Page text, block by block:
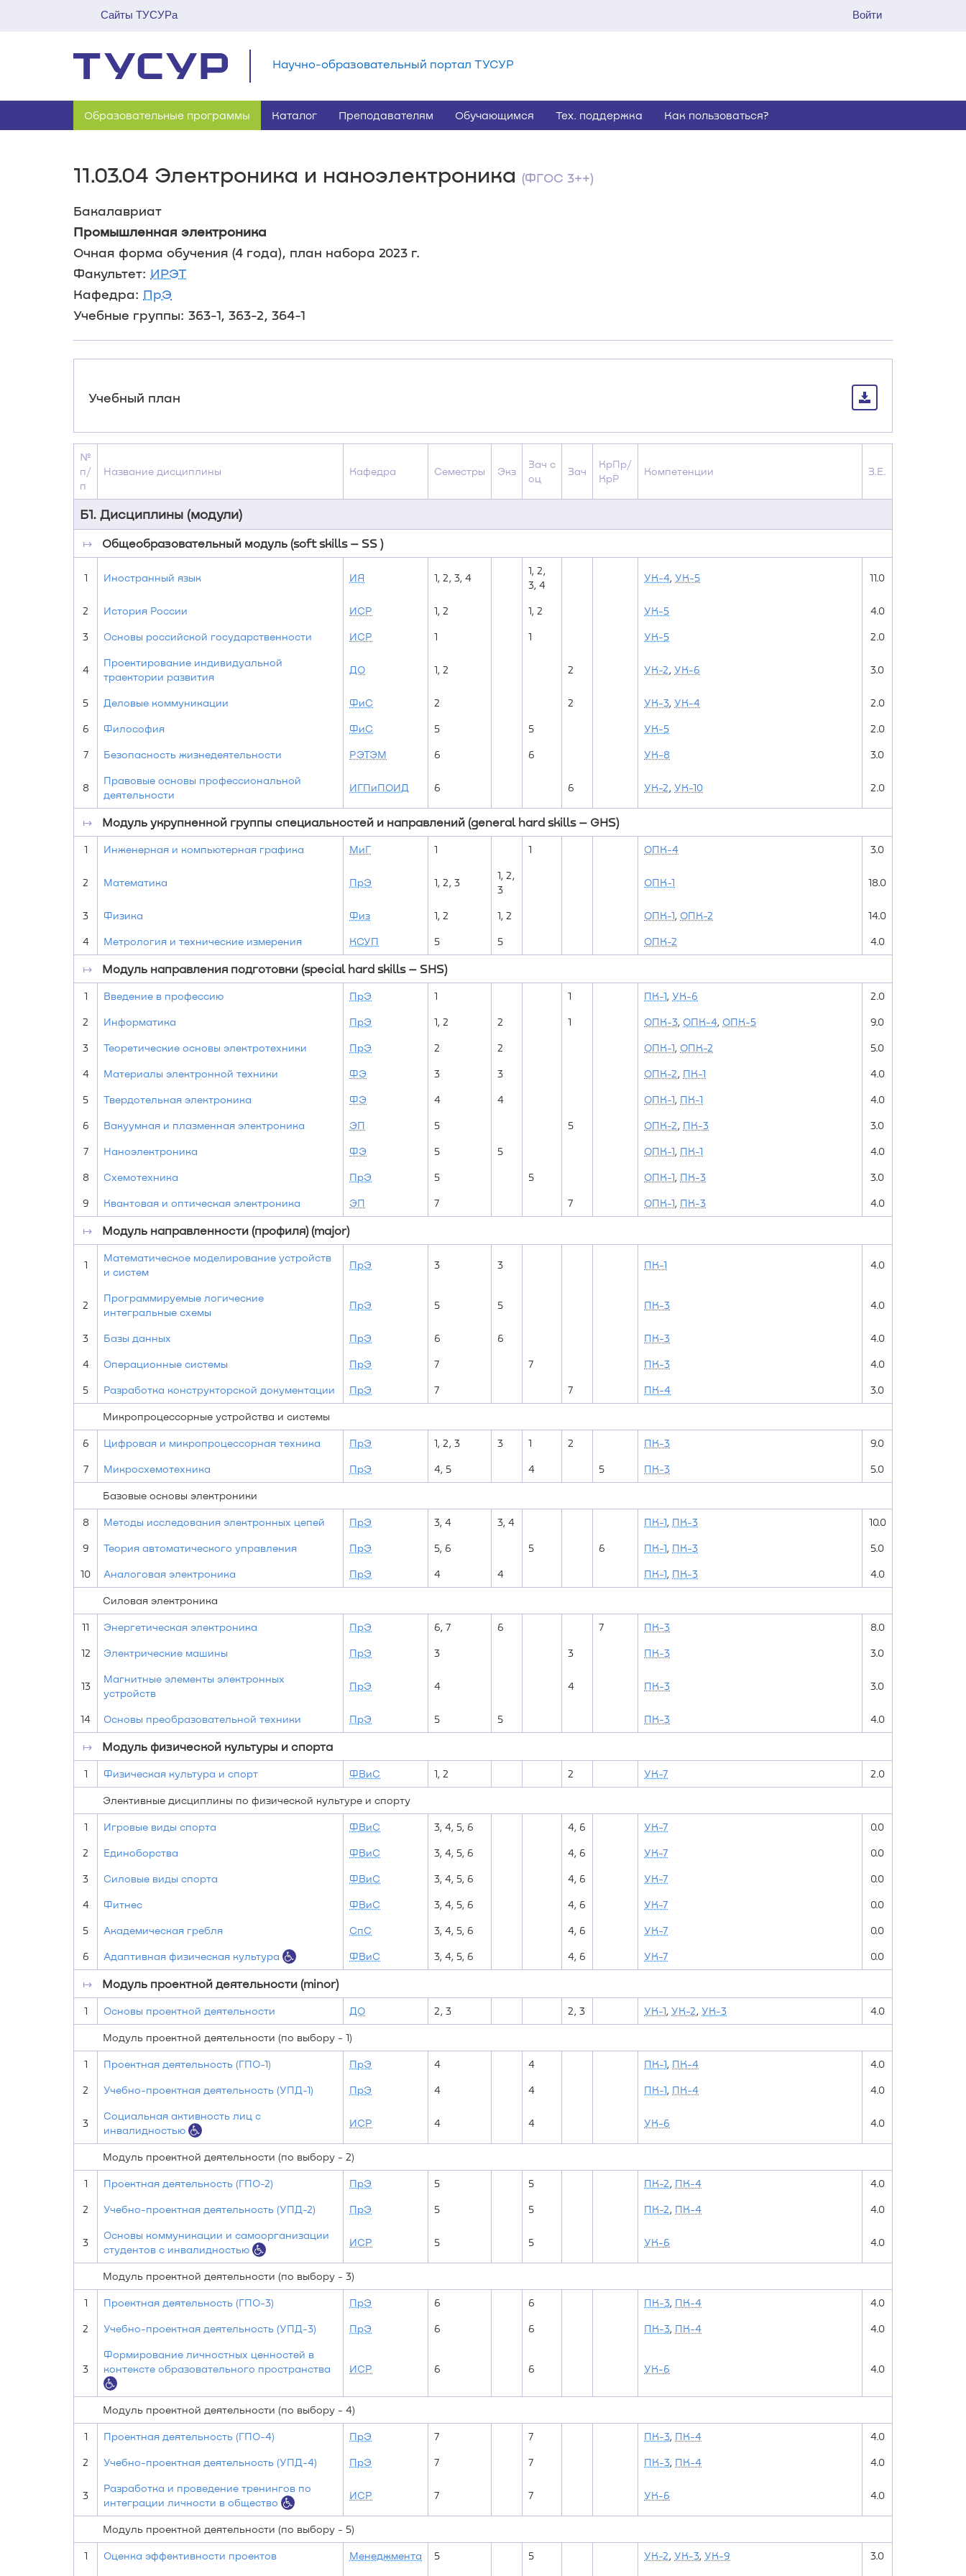
Сайты ТУСУРа Войти
Научно-образовательный портал ТУСУР
Образовательные программы Каталог Преподавателям Обучающимся Тех. поддержка Как пользоваться?
11.03.04 Электроника и наноэлектроника (ФГОС 3++)
Бакалавриат
Промышленная электроника
Очная форма обучения (4 года), план набора 2023 г.
Факультет: ИРЭТ
Кафедра: ПрЭ
Учебные группы: 363-1, 363-2, 364-1
Учебный план
№
п/
п
Название дисциплины Кафедра Семестры Экз
Зач с
оц
Зач
КрПр/
КрР
Компетенции З.Е.
Б1. Дисциплины (модули)
↦ Общеобразовательный модуль (soft skills – SS )
1 Иностранный язык ИЯ 1, 2, 3, 4
1, 2,
3, 4
УК-4, УК-5 11.0
2 История России ИСР 1, 2 1, 2 УК-5 4.0
3 Основы российской государственности ИСР 1 1 УК-5 2.0
4
Проектирование индивидуальной
траектории развития
ДО 1, 2 2 УК-2, УК-6 3.0
5 Деловые коммуникации ФиС 2 2 УК-3, УК-4 2.0
6 Философия ФиС 5 5 УК-5 2.0
7 Безопасность жизнедеятельности РЭТЭМ 6 6 УК-8 3.0
8
Правовые основы профессиональной
деятельности
ИГПиПОИД 6 6 УК-2, УК-10 2.0
↦ Модуль укрупненной группы специальностей и направлений (general hard skills – GHS)
1 Инженерная и компьютерная графика МиГ 1 1 ОПК-4 3.0
2 Математика ПрЭ 1, 2, 3
1, 2,
3
ОПК-1 18.0
3 Физика Физ 1, 2 1, 2 ОПК-1, ОПК-2 14.0
4 Метрология и технические измерения КСУП 5 5 ОПК-2 4.0
↦ Модуль направления подготовки (special hard skills – SHS)
1 Введение в профессию ПрЭ 1 1 ПК-1, УК-6 2.0
2 Информатика ПрЭ 1, 2 2 1 ОПК-3, ОПК-4, ОПК-5 9.0
3 Теоретические основы электротехники ПрЭ 2 2 ОПК-1, ОПК-2 5.0
4 Материалы электронной техники ФЭ 3 3 ОПК-2, ПК-1 4.0
5 Твердотельная электроника ФЭ 4 4 ОПК-1, ПК-1 4.0
6 Вакуумная и плазменная электроника ЭП 5 5 ОПК-2, ПК-3 3.0
7 Наноэлектроника ФЭ 5 5 ОПК-1, ПК-1 4.0
8 Схемотехника ПрЭ 5 5 ОПК-1, ПК-3 3.0
9 Квантовая и оптическая электроника ЭП 7 7 ОПК-1, ПК-3 4.0
↦ Модуль направленности (профиля) (major)
1
Математическое моделирование устройств
и систем
ПрЭ 3 3 ПК-1 4.0
2
Программируемые логические
интегральные схемы
ПрЭ 5 5 ПК-3 4.0
3 Базы данных ПрЭ 6 6 ПК-3 4.0
4 Операционные системы ПрЭ 7 7 ПК-3 4.0
5 Разработка конструкторской документации ПрЭ 7 7 ПК-4 3.0
Микропроцессорные устройства и системы
6 Цифровая и микропроцессорная техника ПрЭ 1, 2, 3 3 1 2 ПК-3 9.0
7 Микросхемотехника ПрЭ 4, 5 4 5 ПК-3 5.0
Базовые основы электроники
8 Методы исследования электронных цепей ПрЭ 3, 4 3, 4 ПК-1, ПК-3 10.0
9 Теория автоматического управления ПрЭ 5, 6 5 6 ПК-1, ПК-3 5.0
10 Аналоговая электроника ПрЭ 4 4 ПК-1, ПК-3 4.0
Силовая электроника
11 Энергетическая электроника ПрЭ 6, 7 6 7 ПК-3 8.0
12 Электрические машины ПрЭ 3 3 ПК-3 3.0
13
Магнитные элементы электронных
устройств
ПрЭ 4 4 ПК-3 3.0
14 Основы преобразовательной техники ПрЭ 5 5 ПК-3 4.0
↦ Модуль физической культуры и спорта
1 Физическая культура и спорт ФВиС 1, 2 2 УК-7 2.0
Элективные дисциплины по физической культуре и спорту
1 Игровые виды спорта ФВиС 3, 4, 5, 6 4, 6 УК-7 0.0
2 Единоборства ФВиС 3, 4, 5, 6 4, 6 УК-7 0.0
3 Силовые виды спорта ФВиС 3, 4, 5, 6 4, 6 УК-7 0.0
4 Фитнес ФВиС 3, 4, 5, 6 4, 6 УК-7 0.0
5 Академическая гребля СпС 3, 4, 5, 6 4, 6 УК-7 0.0
6 Адаптивная физическая культура ФВиС 3, 4, 5, 6 4, 6 УК-7 0.0
↦ Модуль проектной деятельности (minor)
1 Основы проектной деятельности ДО 2, 3 2, 3 УК-1, УК-2, УК-3 4.0
Модуль проектной деятельности (по выбору - 1)
1 Проектная деятельность (ГПО-1) ПрЭ 4 4 ПК-1, ПК-4 4.0
2 Учебно-проектная деятельность (УПД-1) ПрЭ 4 4 ПК-1, ПК-4 4.0
3
Социальная активность лиц с
инвалидностью
ИСР 4 4 УК-6 4.0
Модуль проектной деятельности (по выбору - 2)
1 Проектная деятельность (ГПО-2) ПрЭ 5 5 ПК-2, ПК-4 4.0
2 Учебно-проектная деятельность (УПД-2) ПрЭ 5 5 ПК-2, ПК-4 4.0
3
Основы коммуникации и самоорганизации
студентов с инвалидностью
ИСР 5 5 УК-6 4.0
Модуль проектной деятельности (по выбору - 3)
1 Проектная деятельность (ГПО-3) ПрЭ 6 6 ПК-3, ПК-4 4.0
2 Учебно-проектная деятельность (УПД-3) ПрЭ 6 6 ПК-3, ПК-4 4.0
3
Формирование личностных ценностей в
контексте образовательного пространства
ИСР 6 6 УК-6 4.0
Модуль проектной деятельности (по выбору - 4)
1 Проектная деятельность (ГПО-4) ПрЭ 7 7 ПК-3, ПК-4 4.0
2 Учебно-проектная деятельность (УПД-4) ПрЭ 7 7 ПК-3, ПК-4 4.0
3
Разработка и проведение тренингов по
интеграции личности в общество
ИСР 7 7 УК-6 4.0
Модуль проектной деятельности (по выбору - 5)
1 Оценка эффективности проектов Менеджмента 5 5 УК-2, УК-3, УК-9 3.0